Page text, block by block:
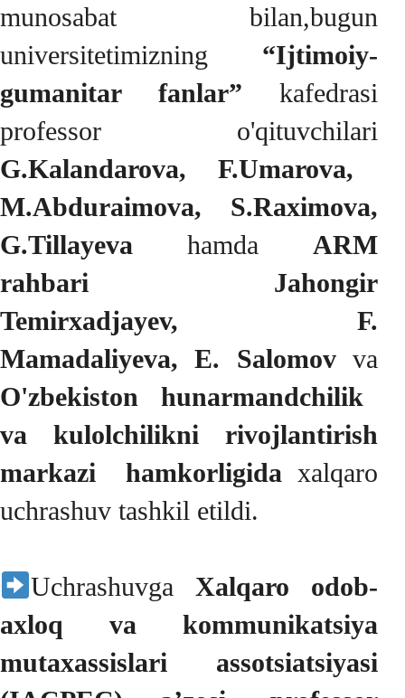
munosabat bilan,bugun
universitetimizning “Ijtimoiy-
gumanitar fanlar” kafedrasi
professor o'qituvchilari
G.Kalandarova, F.Umarova,
M.Abduraimova, S.Raximova,
G.Tillayeva hamda ARM
rahbari Jahongir
Temirxadjayev,
F.
Mamadaliyeva, E. Salomov va
O'zbekiston hunarmandchilik
va kulolchilikni rivojlantirish
markazi hamkorligida xalqaro
uchrashuv tashkil etildi.
Uchrashuvga Xalqaro odob-
axloq va kommunikatsiya
mutaxassislari assotsiatsiyasi